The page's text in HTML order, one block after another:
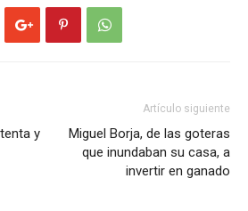
y
Artículo siguiente
Miguel Borja, de las goteras
que inundaban su casa, a
invertir en ganado